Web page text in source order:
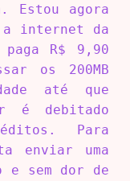
Estou agora
a internet da
paga R$ 9,90
os 200MB
até que
é debitado
Para
enviar uma
e sem dor de